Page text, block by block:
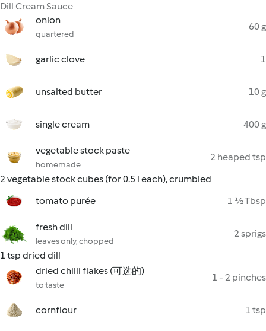
Dill Cream Sauce
onion
quartered
60 g
garlic clove 1
unsalted butter 10 g
single cream 400 g
vegetable stock paste
homemade
2 heaped tsp
2 vegetable stock cubes (for 0.5 l each), crumbled
tomato purée
1 ½ Tbsp
fresh dill
leaves only, chopped
2 sprigs
1 tsp dried dill
dried chilli flakes (可选的)
to taste
1 - 2 pinches
cornflour 1 tsp